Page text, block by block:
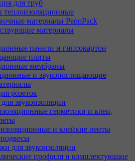
для труб
материалы PenoPack
материалы
панели и гипсокартон
плиты
мембраны
и звукопоглощающие
розеток
звукоизоляции
герметики и клеи,
и клейкие ленты
для звукоизоляции
профиля и комплектующие